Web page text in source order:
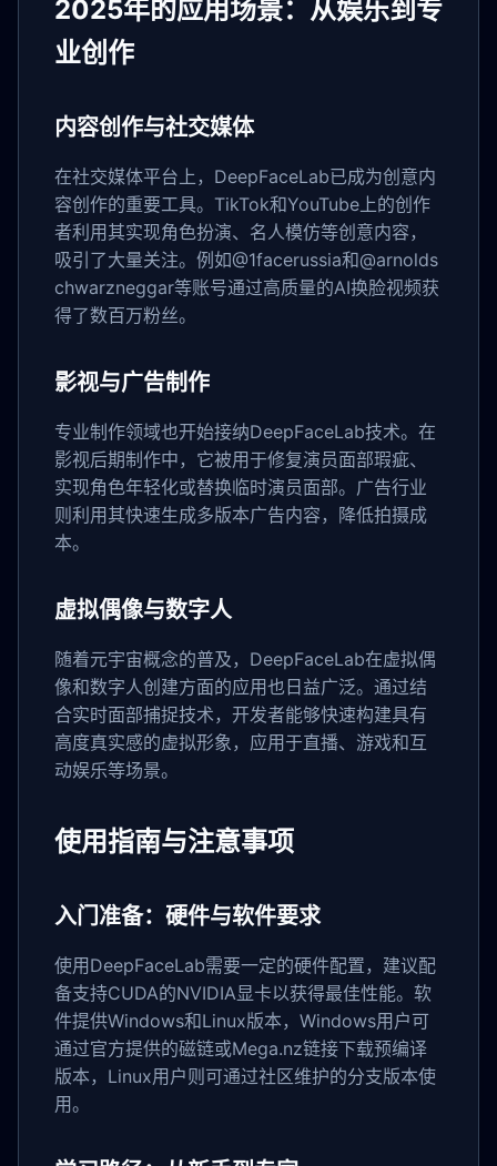
2025年的应用场景：从娱乐到专
业创作
内容创作与社交媒体
在社交媒体平台上，DeepFaceLab已成为创意内
容创作的重要工具。TikTok和YouTube上的创作
者利用其实现角色扮演、名人模仿等创意内容，
吸引了大量关注。例如@1facerussia和@arnolds
chwarzneggar等账号通过高质量的AI换脸视频获
得了数百万粉丝。
影视与广告制作
专业制作领域也开始接纳DeepFaceLab技术。在
影视后期制作中，它被用于修复演员面部瑕疵、
实现角色年轻化或替换临时演员面部。广告行业
则利用其快速生成多版本广告内容，降低拍摄成
本。
虚拟偶像与数字人
随着元宇宙概念的普及，DeepFaceLab在虚拟偶
像和数字人创建方面的应用也日益广泛。通过结
合实时面部捕捉技术，开发者能够快速构建具有
高度真实感的虚拟形象，应用于直播、游戏和互
动娱乐等场景。
使用指南与注意事项
入门准备：硬件与软件要求
使用DeepFaceLab需要一定的硬件配置，建议配
备支持CUDA的NVIDIA显卡以获得最佳性能。软
件提供Windows和Linux版本，Windows用户可
通过官方提供的磁链或Mega.nz链接下载预编译
版本，Linux用户则可通过社区维护的分支版本使
用。